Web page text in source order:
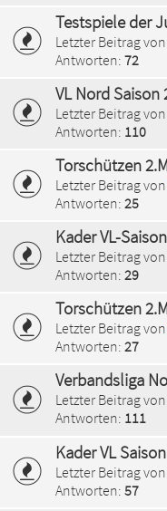
Testspiele der
Letzter Beitrag von
Antworten: 72
VL Nord Saison
Letzter Beitrag von
Antworten: 110
Torschützen
Letzter Beitrag von
Antworten: 25
Kader VL-
Letzter Beitrag von
Antworten: 29
Torschützen
Letzter Beitrag von
Antworten: 27
Verbandsliga
Letzter Beitrag von
Antworten: 111
Kader VL
Letzter Beitrag von
Antworten: 57